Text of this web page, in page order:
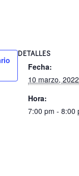
DETALLES
Fecha:
10 marzo, 2022
Hora:
7:00 pm - 8:00